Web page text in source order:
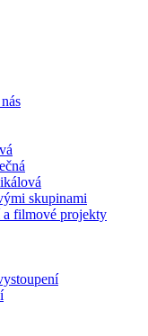
skupinami
filmové projekty